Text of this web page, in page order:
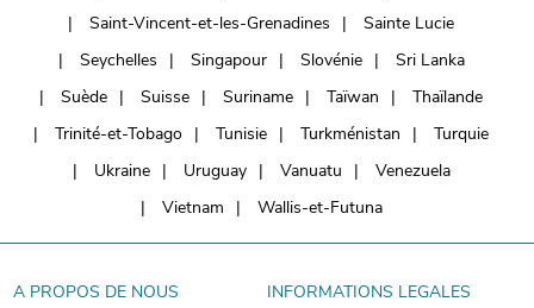
Saint-Vincent-et-les-Grenadines
Sainte Lucie
Seychelles
Singapour Slovénie
Sri Lanka
Suède
Suisse Suriname Taïwan
Thaïlande
Trinité-et-Tobago
Tunisie Turkménistan
Turquie
Ukraine
Uruguay Vanuatu
Venezuela
Vietnam
Wallis-et-Futuna
A PROPOS DE NOUS INFORMATIONS LEGALES